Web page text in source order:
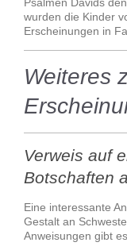
Psalmen Davids
wurden die Kinder
Erscheinungen in
Weiteres
Verweis auf
Botschaften
Eine interessante
Gestalt an
Anweisungen gibt